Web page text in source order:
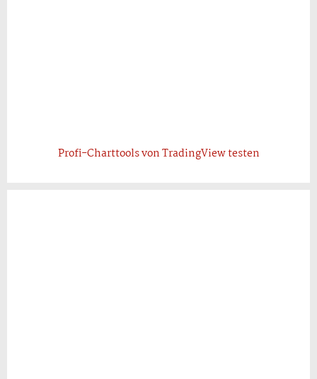
Profi-Charttools von TradingView testen